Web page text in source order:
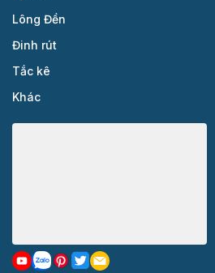
Lông Đền
Đinh rút
Tắc kê
Khác